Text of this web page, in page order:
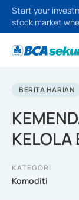
Start your
stock market
BERITA HARIAN
KELOLA
KATEGORI
Komoditi